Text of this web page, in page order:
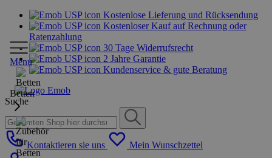
Kostenlose Lieferung und Rücksendung
Kostenloser Kauf auf Rechnung oder
Ratenzahlung
30 Tage Widerrufsrecht
2 Jahre Garantie
Kundenservice & gute Beratung
Suche
Kontaktieren sie uns Mein Wunschzettel
Menu
Betten